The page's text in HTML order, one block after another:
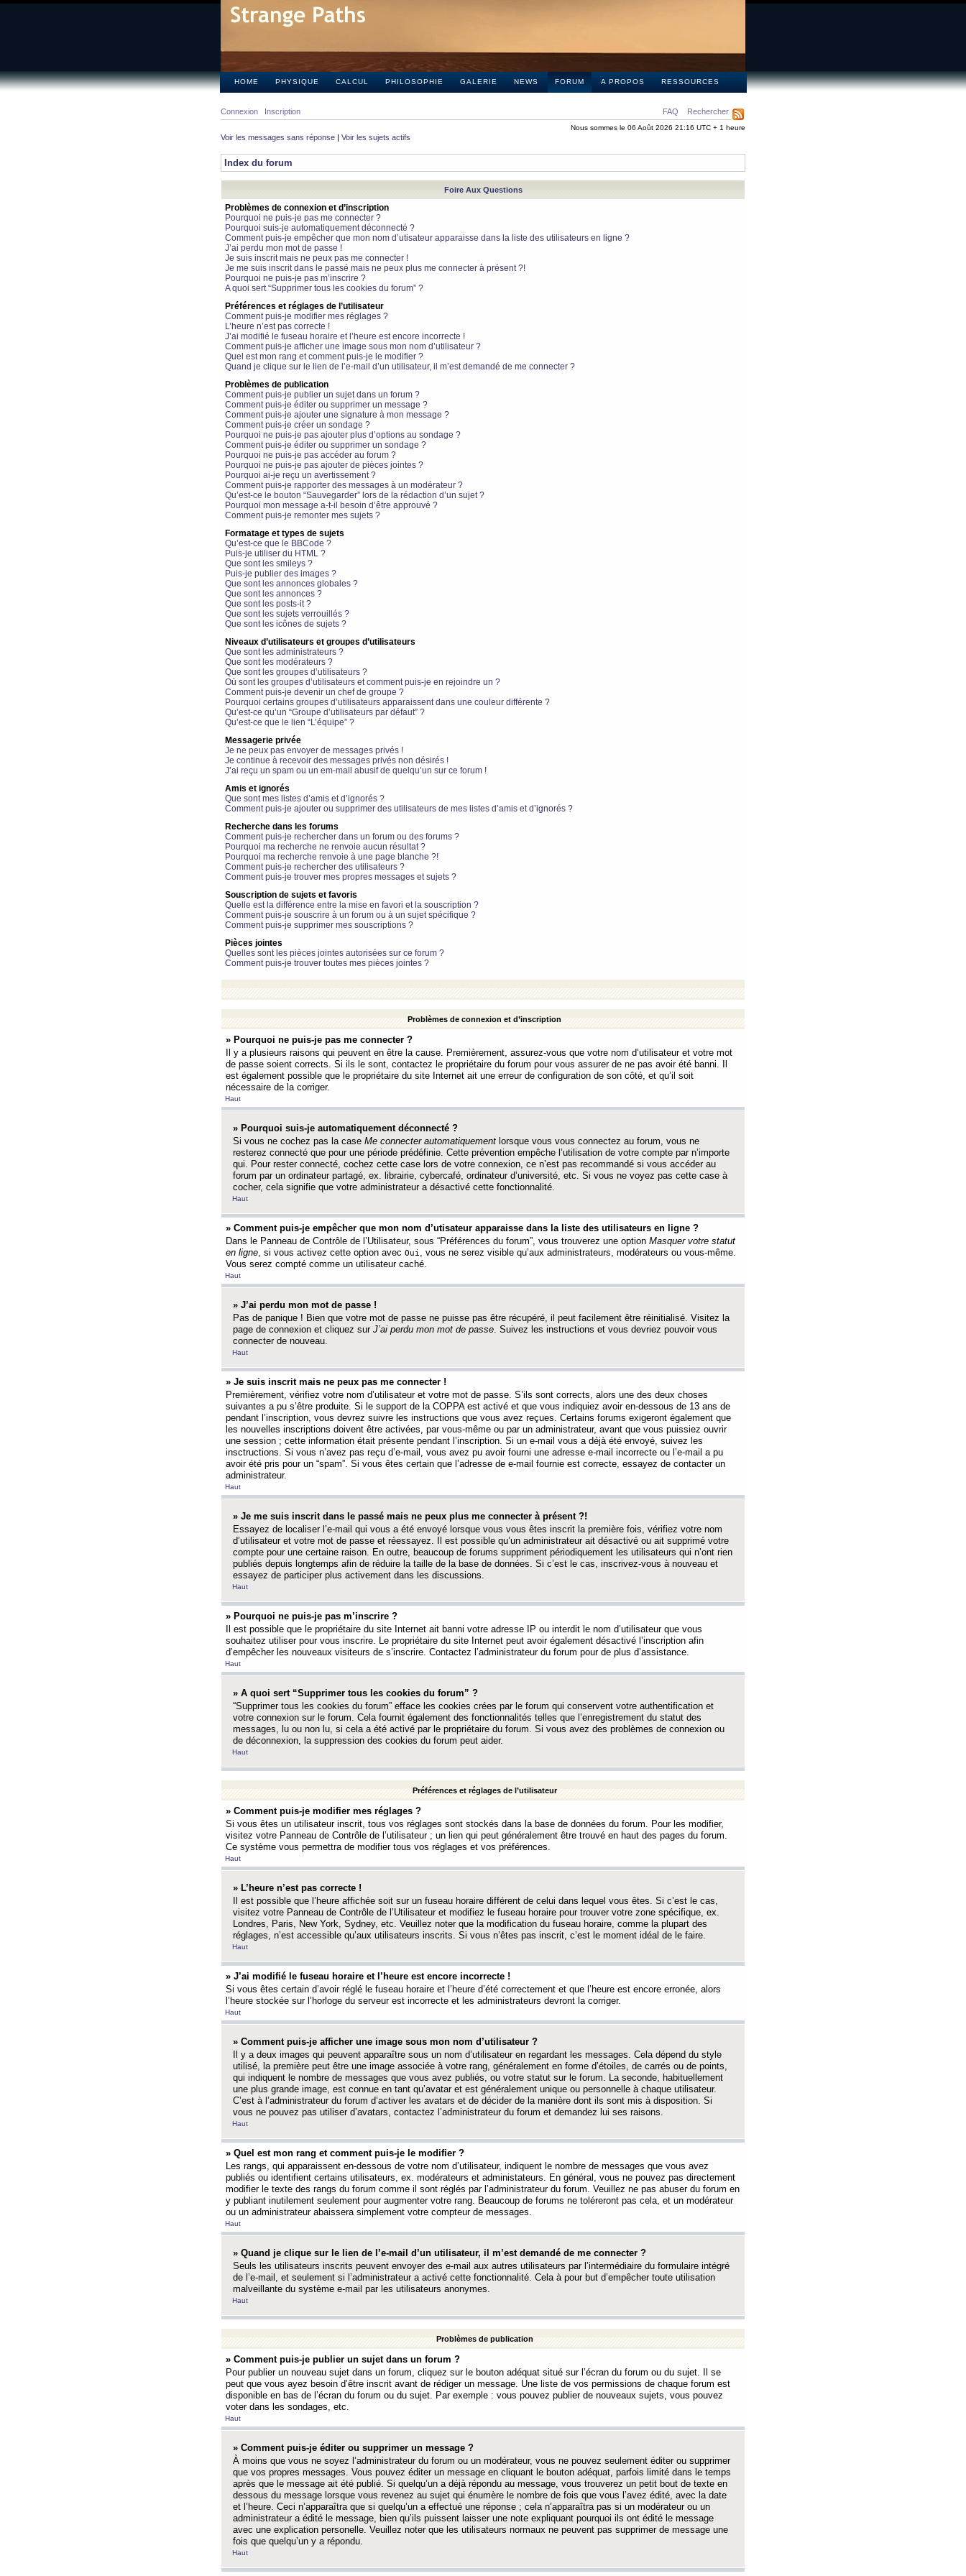
HOME PHYSIQUE CALCUL PHILOSOPHIE GALERIE NEWS FORUM A PROPOS RESSOURCES
FAQ Rechercher
Connexion Inscription
Nous sommes le 06 Août 2026 21:16 UTC + 1 heure
Voir les messages sans réponse | Voir les sujets actifs
Index du forum
Foire Aux Questions
Problèmes de connexion et d’inscription
Pourquoi ne puis-je pas me connecter ?
Pourquoi suis-je automatiquement déconnecté ?
Comment puis-je empêcher que mon nom d’utisateur apparaisse dans la liste des utilisateurs en ligne ?
J’ai perdu mon mot de passe !
Je suis inscrit mais ne peux pas me connecter !
Je me suis inscrit dans le passé mais ne peux plus me connecter à présent ?!
Pourquoi ne puis-je pas m’inscrire ?
A quoi sert “Supprimer tous les cookies du forum” ?
Préférences et réglages de l’utilisateur
Comment puis-je modifier mes réglages ?
L’heure n’est pas correcte !
J’ai modifié le fuseau horaire et l’heure est encore incorrecte !
Comment puis-je afficher une image sous mon nom d’utilisateur ?
Quel est mon rang et comment puis-je le modifier ?
Quand je clique sur le lien de l’e-mail d’un utilisateur, il m’est demandé de me connecter ?
Problèmes de publication
Comment puis-je publier un sujet dans un forum ?
Comment puis-je éditer ou supprimer un message ?
Comment puis-je ajouter une signature à mon message ?
Comment puis-je créer un sondage ?
Pourquoi ne puis-je pas ajouter plus d’options au sondage ?
Comment puis-je éditer ou supprimer un sondage ?
Pourquoi ne puis-je pas accéder au forum ?
Pourquoi ne puis-je pas ajouter de pièces jointes ?
Pourquoi ai-je reçu un avertissement ?
Comment puis-je rapporter des messages à un modérateur ?
Qu’est-ce le bouton “Sauvegarder” lors de la rédaction d’un sujet ?
Pourquoi mon message a-t-il besoin d’être approuvé ?
Comment puis-je remonter mes sujets ?
Formatage et types de sujets
Qu’est-ce que le BBCode ?
Puis-je utiliser du HTML ?
Que sont les smileys ?
Puis-je publier des images ?
Que sont les annonces globales ?
Que sont les annonces ?
Que sont les posts-it ?
Que sont les sujets verrouillés ?
Que sont les icônes de sujets ?
Niveaux d’utilisateurs et groupes d’utilisateurs
Que sont les administrateurs ?
Que sont les modérateurs ?
Que sont les groupes d’utilisateurs ?
Où sont les groupes d’utilisateurs et comment puis-je en rejoindre un ?
Comment puis-je devenir un chef de groupe ?
Pourquoi certains groupes d’utilisateurs apparaissent dans une couleur différente ?
Qu’est-ce qu’un “Groupe d’utilisateurs par défaut” ?
Qu’est-ce que le lien “L’équipe” ?
Messagerie privée
Je ne peux pas envoyer de messages privés !
Je continue à recevoir des messages privés non désirés !
J’ai reçu un spam ou un em-mail abusif de quelqu’un sur ce forum !
Amis et ignorés
Que sont mes listes d’amis et d’ignorés ?
Comment puis-je ajouter ou supprimer des utilisateurs de mes listes d’amis et d’ignorés ?
Recherche dans les forums
Comment puis-je rechercher dans un forum ou des forums ?
Pourquoi ma recherche ne renvoie aucun résultat ?
Pourquoi ma recherche renvoie à une page blanche ?!
Comment puis-je rechercher des utilisateurs ?
Comment puis-je trouver mes propres messages et sujets ?
Souscription de sujets et favoris
Quelle est la différence entre la mise en favori et la souscription ?
Comment puis-je souscrire à un forum ou à un sujet spécifique ?
Comment puis-je supprimer mes souscriptions ?
Pièces jointes
Quelles sont les pièces jointes autorisées sur ce forum ?
Comment puis-je trouver toutes mes pièces jointes ?
Problèmes de connexion et d’inscription
» Pourquoi ne puis-je pas me connecter ?
Il y a plusieurs raisons qui peuvent en être la cause. Premièrement, assurez-vous que votre nom d’utilisateur et votre mot
de passe soient corrects. Si ils le sont, contactez le propriétaire du forum pour vous assurer de ne pas avoir été banni. Il
est également possible que le propriétaire du site Internet ait une erreur de configuration de son côté, et qu’il soit
nécessaire de la corriger.
Haut
» Pourquoi suis-je automatiquement déconnecté ?
Si vous ne cochez pas la case Me connecter automatiquement lorsque vous vous connectez au forum, vous ne
resterez connecté que pour une période prédéfinie. Cette prévention empêche l’utilisation de votre compte par n’importe
qui. Pour rester connecté, cochez cette case lors de votre connexion, ce n’est pas recommandé si vous accéder au
forum par un ordinateur partagé, ex. librairie, cybercafé, ordinateur d’université, etc. Si vous ne voyez pas cette case à
cocher, cela signifie que votre administrateur a désactivé cette fonctionnalité.
Haut
» Comment puis-je empêcher que mon nom d’utisateur apparaisse dans la liste des utilisateurs en ligne ?
Dans le Panneau de Contrôle de l’Utilisateur, sous “Préférences du forum”, vous trouverez une option Masquer votre statut
en ligne, si vous activez cette option avec Oui , vous ne serez visible qu’aux administrateurs, modérateurs ou vous-même.
Vous serez compté comme un utilisateur caché.
Haut
» J’ai perdu mon mot de passe !
Pas de panique ! Bien que votre mot de passe ne puisse pas être récupéré, il peut facilement être réinitialisé. Visitez la
page de connexion et cliquez sur J’ai perdu mon mot de passe. Suivez les instructions et vous devriez pouvoir vous
connecter de nouveau.
Haut
» Je suis inscrit mais ne peux pas me connecter !
Premièrement, vérifiez votre nom d’utilisateur et votre mot de passe. S’ils sont corrects, alors une des deux choses
suivantes a pu s’être produite. Si le support de la COPPA est activé et que vous indiquiez avoir en-dessous de 13 ans de
pendant l’inscription, vous devrez suivre les instructions que vous avez reçues. Certains forums exigeront également que
les nouvelles inscriptions doivent être activées, par vous-même ou par un administrateur, avant que vous puissiez ouvrir
une session ; cette information était présente pendant l’inscription. Si un e-mail vous a déjà été envoyé, suivez les
insctructions. Si vous n’avez pas reçu d’e-mail, vous avez pu avoir fourni une adresse e-mail incorrecte ou l’e-mail a pu
avoir été pris pour un “spam”. Si vous êtes certain que l’adresse de e-mail fournie est correcte, essayez de contacter un
administrateur.
Haut
» Je me suis inscrit dans le passé mais ne peux plus me connecter à présent ?!
Essayez de localiser l’e-mail qui vous a été envoyé lorsque vous vous êtes inscrit la première fois, vérifiez votre nom
d’utilisateur et votre mot de passe et réessayez. Il est possible qu’un administrateur ait désactivé ou ait supprimé votre
compte pour une certaine raison. En outre, beaucoup de forums suppriment périodiquement les utilisateurs qui n’ont rien
publiés depuis longtemps afin de réduire la taille de la base de données. Si c’est le cas, inscrivez-vous à nouveau et
essayez de participer plus activement dans les discussions.
Haut
» Pourquoi ne puis-je pas m’inscrire ?
Il est possible que le propriétaire du site Internet ait banni votre adresse IP ou interdit le nom d’utilisateur que vous
souhaitez utiliser pour vous inscrire. Le propriétaire du site Internet peut avoir également désactivé l’inscription afin
d’empêcher les nouveaux visiteurs de s’inscrire. Contactez l’administrateur du forum pour de plus d’assistance.
Haut
» A quoi sert “Supprimer tous les cookies du forum” ?
“Supprimer tous les cookies du forum” efface les cookies crées par le forum qui conservent votre authentification et
votre connexion sur le forum. Cela fournit également des fonctionnalités telles que l’enregistrement du statut des
messages, lu ou non lu, si cela a été activé par le propriétaire du forum. Si vous avez des problèmes de connexion ou
de déconnexion, la suppression des cookies du forum peut aider.
Haut
Préférences et réglages de l’utilisateur
» Comment puis-je modifier mes réglages ?
Si vous êtes un utilisateur inscrit, tous vos réglages sont stockés dans la base de données du forum. Pour les modifier,
visitez votre Panneau de Contrôle de l’utilisateur ; un lien qui peut généralement être trouvé en haut des pages du forum.
Ce système vous permettra de modifier tous vos réglages et vos préférences.
Haut
» L’heure n’est pas correcte !
Il est possible que l’heure affichée soit sur un fuseau horaire différent de celui dans lequel vous êtes. Si c’est le cas,
visitez votre Panneau de Contrôle de l’Utilisateur et modifiez le fuseau horaire pour trouver votre zone spécifique, ex.
Londres, Paris, New York, Sydney, etc. Veuillez noter que la modification du fuseau horaire, comme la plupart des
réglages, n’est accessible qu’aux utilisateurs inscrits. Si vous n’êtes pas inscrit, c’est le moment idéal de le faire.
Haut
» J’ai modifié le fuseau horaire et l’heure est encore incorrecte !
Si vous êtes certain d’avoir réglé le fuseau horaire et l’heure d’été correctement et que l’heure est encore erronée, alors
l’heure stockée sur l’horloge du serveur est incorrecte et les administrateurs devront la corriger.
Haut
» Comment puis-je afficher une image sous mon nom d’utilisateur ?
Il y a deux images qui peuvent apparaître sous un nom d’utilisateur en regardant les messages. Cela dépend du style
utilisé, la première peut être une image associée à votre rang, généralement en forme d’étoiles, de carrés ou de points,
qui indiquent le nombre de messages que vous avez publiés, ou votre statut sur le forum. La seconde, habituellement
une plus grande image, est connue en tant qu’avatar et est généralement unique ou personnelle à chaque utilisateur.
C’est à l’administrateur du forum d’activer les avatars et de décider de la manière dont ils sont mis à disposition. Si
vous ne pouvez pas utiliser d’avatars, contactez l’administrateur du forum et demandez lui ses raisons.
Haut
» Quel est mon rang et comment puis-je le modifier ?
Les rangs, qui apparaissent en-dessous de votre nom d’utilisateur, indiquent le nombre de messages que vous avez
publiés ou identifient certains utilisateurs, ex. modérateurs et administateurs. En général, vous ne pouvez pas directement
modifier le texte des rangs du forum comme il sont réglés par l’administrateur du forum. Veuillez ne pas abuser du forum en
y publiant inutilement seulement pour augmenter votre rang. Beaucoup de forums ne toléreront pas cela, et un modérateur
ou un administrateur abaissera simplement votre compteur de messages.
Haut
» Quand je clique sur le lien de l’e-mail d’un utilisateur, il m’est demandé de me connecter ?
Seuls les utilisateurs inscrits peuvent envoyer des e-mail aux autres utilisateurs par l’intermédiaire du formulaire intégré
de l’e-mail, et seulement si l’administrateur a activé cette fonctionnalité. Cela à pour but d’empêcher toute utilisation
malveillante du système e-mail par les utilisateurs anonymes.
Haut
Problèmes de publication
» Comment puis-je publier un sujet dans un forum ?
Pour publier un nouveau sujet dans un forum, cliquez sur le bouton adéquat situé sur l’écran du forum ou du sujet. Il se
peut que vous ayez besoin d’être inscrit avant de rédiger un message. Une liste de vos permissions de chaque forum est
disponible en bas de l’écran du forum ou du sujet. Par exemple : vous pouvez publier de nouveaux sujets, vous pouvez
voter dans les sondages, etc.
Haut
» Comment puis-je éditer ou supprimer un message ?
À moins que vous ne soyez l’administrateur du forum ou un modérateur, vous ne pouvez seulement éditer ou supprimer
que vos propres messages. Vous pouvez éditer un message en cliquant le bouton adéquat, parfois limité dans le temps
après que le message ait été publié. Si quelqu’un a déjà répondu au message, vous trouverez un petit bout de texte en
dessous du message lorsque vous revenez au sujet qui énumère le nombre de fois que vous l’avez édité, avec la date
et l’heure. Ceci n’apparaîtra que si quelqu’un a effectué une réponse ; cela n’apparaîtra pas si un modérateur ou un
administrateur a édité le message, bien qu’ils puissent laisser une note expliquant pourquoi ils ont édité le message
avec une explication personelle. Veuillez noter que les utilisateurs normaux ne peuvent pas supprimer de message une
fois que quelqu’un y a répondu.
Haut